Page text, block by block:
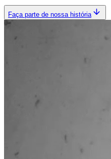
Faça parte de nossa história